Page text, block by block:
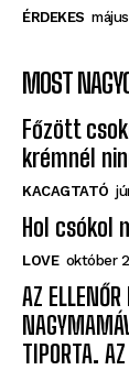
ÉRDEKES
MOST
Főzött
krémnél
KACAGTATÓ
Hol csókol
LOVE október
AZ
TIPORTA.